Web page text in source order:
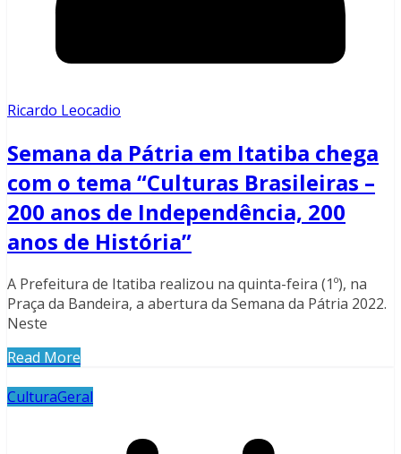
Ricardo Leocadio
Semana da Pátria em Itatiba chega
com o tema “Culturas Brasileiras –
200 anos de Independência, 200
anos de História”
A Prefeitura de Itatiba realizou na quinta-feira (1º), na
Praça da Bandeira, a abertura da Semana da Pátria 2022.
Neste
Read More
CulturaGeral